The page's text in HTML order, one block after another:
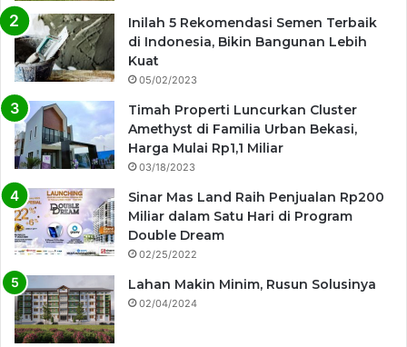
Inilah 5 Rekomendasi Semen Terbaik
di Indonesia, Bikin Bangunan Lebih
Kuat
05/02/2023
Timah Properti Luncurkan Cluster
Amethyst di Familia Urban Bekasi,
Harga Mulai Rp1,1 Miliar
03/18/2023
Sinar Mas Land Raih Penjualan Rp200
Miliar dalam Satu Hari di Program
Double Dream
02/25/2022
Lahan Makin Minim, Rusun Solusinya
02/04/2024